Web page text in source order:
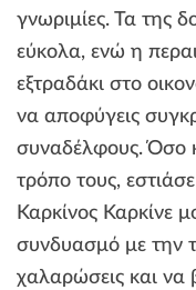
γνωριμίες. Τα της
εύκολα, ενώ η
εξτραδάκι στο
να αποφύγεις
συναδέλφους. Όσο
τρόπο τους,
Καρκίνος Καρκίνε
συνδυασμό με την
χαλαρώσεις και να